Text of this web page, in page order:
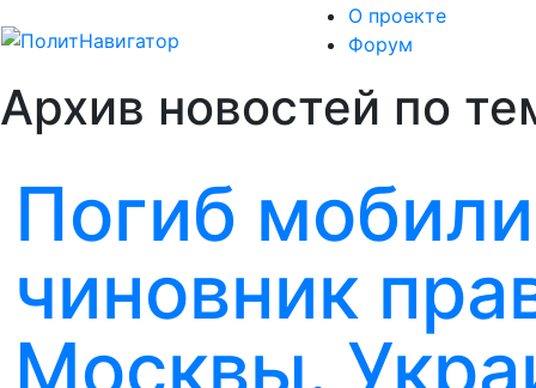
О проекте
Форум
Архив новостей по
Погиб
чиновник
Москвы.